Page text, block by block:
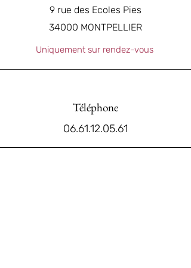
9 rue des Ecoles Pies
34000 MONTPELLIER
Uniquement sur rendez-vous
Téléphone
06.61.12.05.61